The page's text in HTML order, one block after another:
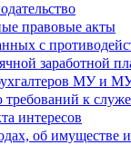
правовые акты
с
заработной
МУ и
к
интересов
об имуществе